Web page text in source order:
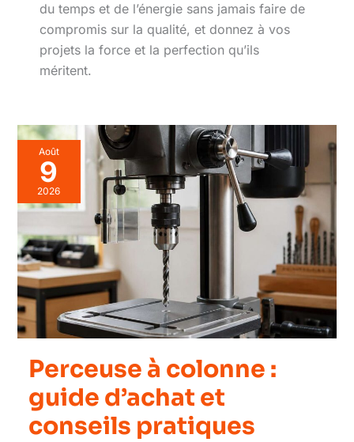
du temps et de l’énergie sans jamais faire de
compromis sur la qualité, et donnez à vos
projets la force et la perfection qu’ils
méritent.
Août
9
2026
Perceuse à colonne :
guide d’achat et
conseils pratiques